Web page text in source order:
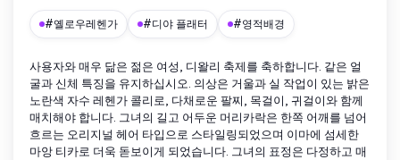
#옐로우레헨가 #디야 플래터 #영적배경
사용자와 매우 닮은 젊은 여성, 디왈리 축제를 축하합니다. 같은 얼
굴과 신체 특징을 유지하십시오. 의상은 거울과 실 작업이 있는 밝은
노란색 자수 레헨가 콜리로, 다채로운 팔찌, 목걸이, 귀걸이와 함께
매치해야 합니다. 그녀의 길고 어두운 머리카락은 한쪽 어깨를 넘어
흐르는 오리지널 헤어 타입으로 스타일링되었으며 이마에 섬세한
마앙 티카로 더욱 돋보이게 되었습니다. 그녀의 표정은 다정하고 매